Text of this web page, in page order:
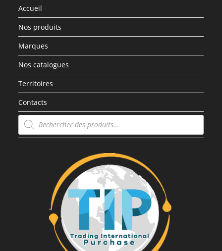
Accueil
Nos produits
Marques
Nos catalogues
Territoires
Contacts
Recherche
de
produits